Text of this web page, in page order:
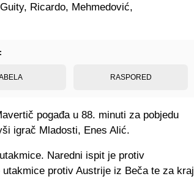
Ricardo, Mehmedović,
RASPORED
pogađa u 88. minuti za pobjedu
igrač Mladosti, Enes Alić.
Naredni ispit je protiv
protiv Austrije iz Beča te za kraj